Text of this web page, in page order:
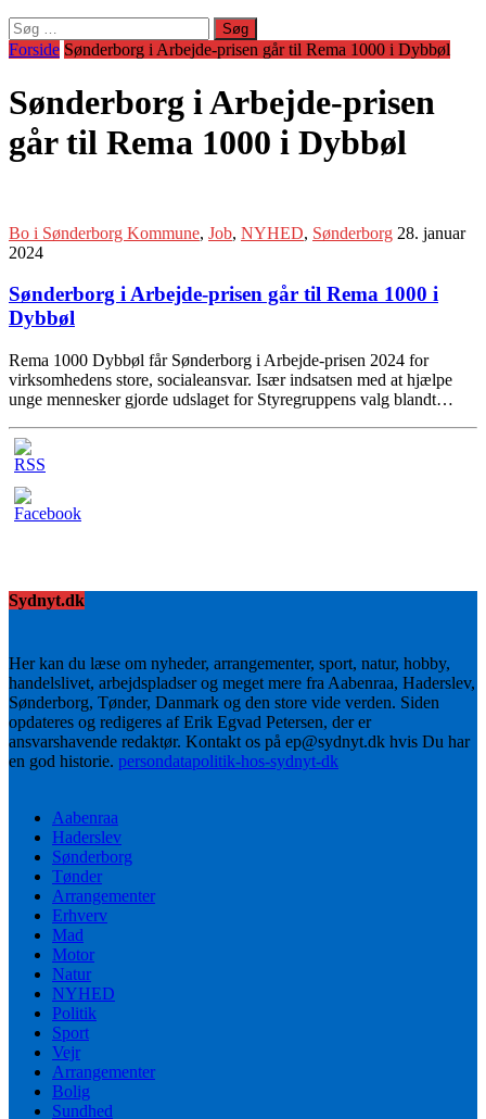
Søg
efter:
Forside Sønderborg i Arbejde-prisen går til Rema 1000 i Dybbøl
Sønderborg i Arbejde-prisen
går til Rema 1000 i Dybbøl
Bo i Sønderborg Kommune, Job, NYHED, Sønderborg 28. januar
2024
Sønderborg i Arbejde-prisen går til Rema 1000 i
Dybbøl
Rema 1000 Dybbøl får Sønderborg i Arbejde-prisen 2024 for
virksomhedens store, socialeansvar. Især indsatsen med at hjælpe
unge mennesker gjorde udslaget for Styregruppens valg blandt…
Sydnyt.dk
Her kan du læse om nyheder, arrangementer, sport, natur, hobby,
handelslivet, arbejdspladser og meget mere fra Aabenraa, Haderslev,
Sønderborg, Tønder, Danmark og den store vide verden. Siden
opdateres og redigeres af Erik Egvad Petersen, der er
ansvarshavende redaktør. Kontakt os på ep@sydnyt.dk hvis Du har
en god historie. persondatapolitik-hos-sydnyt-dk
Aabenraa
Haderslev
Sønderborg
Tønder
Arrangementer
Erhverv
Mad
Motor
Natur
NYHED
Politik
Sport
Vejr
Arrangementer
Bolig
Sundhed